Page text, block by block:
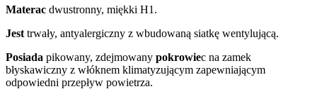
Materac dwustronny, miękki H1.
Jest trwały, antyalergiczny z wbudowaną siatkę wentylującą.
Posiada pikowany, zdejmowany pokrowiec na zamek
błyskawiczny z włóknem klimatyzującym zapewniającym
odpowiedni przepływ powietrza.